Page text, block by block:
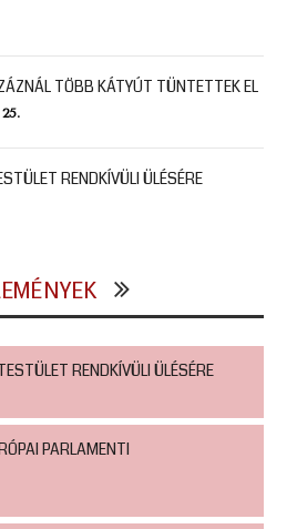
TÖBB KÁTYÚT TÜNTETTEK EL
RENDKÍVÜLI ÜLÉSÉRE
RENDKÍVÜLI ÜLÉSÉRE
PARLAMENTI